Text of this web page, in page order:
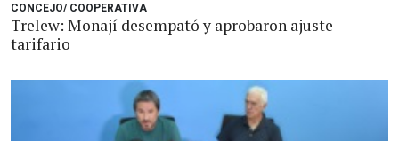
CONCEJO/ COOPERATIVA
Trelew: Monají desempató y aprobaron ajuste
tarifario